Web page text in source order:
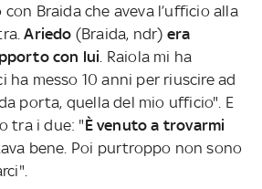
Braida che aveva l’ufficio alla
Ariedo (Braida, ndr) era
con lui . Raiola mi ha
ha messo 10 anni per riuscire ad
porta, quella del mio ufficio". E
tra i due: "È venuto a trovarmi
bene. Poi purtroppo non sono